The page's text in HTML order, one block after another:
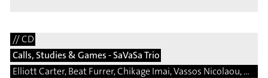
// CD
Calls, Studies & Games - SaVaSa Trio
Elliott Carter, Beat Furrer, Chikage Imai, Vassos Nicolaou, Matej Bonin, Bernhard Gander, Manfred Trojahn, Vito Žuraj, Marcelo Perticone, Steingrimur Rohloff, Márton Illés, Natalio Sued, Damon Thomas Lee, Hermann Kretzschmar, Martin Matalon, Adalberto Vidal